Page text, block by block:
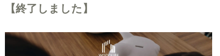
【終了しました】